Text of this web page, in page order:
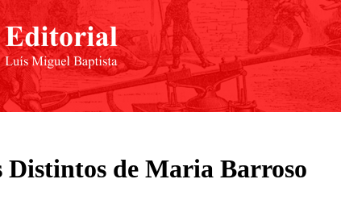
Distintos de Maria Barroso